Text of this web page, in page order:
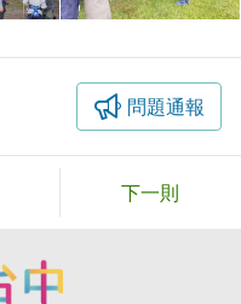
問題通報
下一則